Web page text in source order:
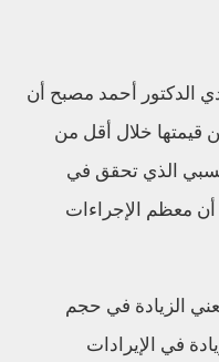
الدكتور أحمد مصبح أن
قيمتها خلال أقل من
الذي تحقق في
معظم الإجراءات
الزيادة في حجم
في الإيرادات